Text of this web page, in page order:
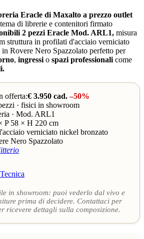
Eracle di Maxalto a prezzo outlet
di librerie e contenitori firmato
2 pezzi Eracle Mod. ARL1, misura
struttura in profilati d'acciaio verniciato
Rovere Nero Spazzolato perfetto per
, ingressio spazi professionalicome
offerta:€ 3.950 cad.–50%
· fisici in showroom
· Mod. ARL1
P 58 × H 220 cm
verniciato nickel bronzato
Nero Spazzolato
in showroom: puoi vederlo dal vivo e
prima di decidere. Contattaci per
ricevere dettagli sulla composizione.